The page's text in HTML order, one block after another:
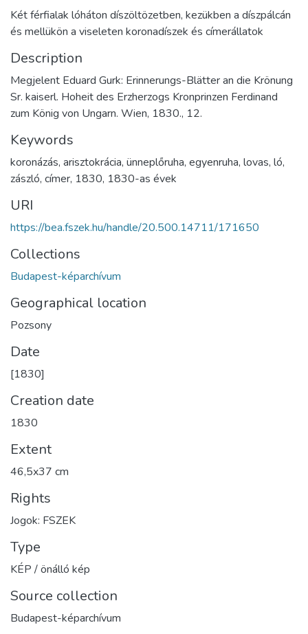
Két férfialak lóháton díszöltözetben, kezükben a díszpálcán
és mellükön a viseleten koronadíszek és címerállatok
Description
Megjelent Eduard Gurk: Erinnerungs-Blätter an die Krönung
Sr. kaiserl. Hoheit des Erzherzogs Kronprinzen Ferdinand
zum König von Ungarn. Wien, 1830., 12.
Keywords
koronázás, arisztokrácia, ünneplőruha, egyenruha, lovas, ló,
zászló, címer, 1830, 1830-as évek
URI
https://bea.fszek.hu/handle/20.500.14711/171650
Collections
Budapest-képarchívum
Geographical location
Pozsony
Date
[1830]
Creation date
1830
Extent
46,5x37 cm
Rights
Jogok: FSZEK
Type
KÉP / önálló kép
Source collection
Budapest-képarchívum